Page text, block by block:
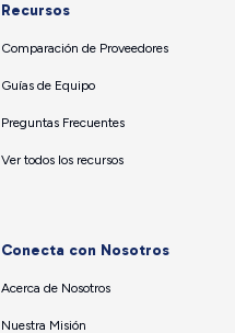
Recursos
Comparación de Proveedores
Guías de Equipo
Preguntas Frecuentes
Ver todos los recursos
Conecta con Nosotros
Acerca de Nosotros
Nuestra Misión